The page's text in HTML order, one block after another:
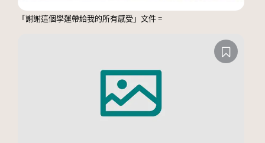
「謝謝這個學運帶給我的所有感受」文件 =